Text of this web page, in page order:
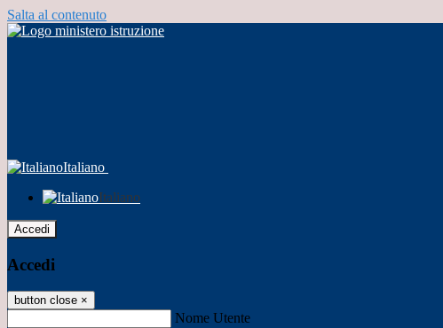
Salta al contenuto
Italiano
Italiano
Accedi
Accedi
button close ×
Nome Utente